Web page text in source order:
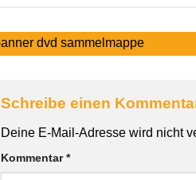
Schreibe einen
Deine E-Mail-Adresse wird nicht
Kommentar*
Alternative: